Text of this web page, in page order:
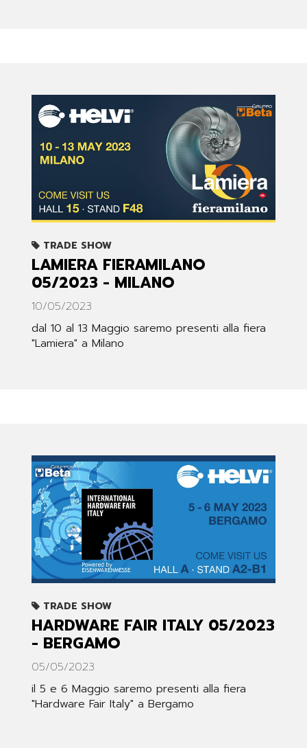
TRADE SHOW
LAMIERA FIERAMILANO
05/2023 - MILANO
10/05/2023
dal 10 al 13 Maggio saremo presenti alla fiera
"Lamiera" a Milano
TRADE SHOW
HARDWARE FAIR ITALY 05/2023
- BERGAMO
05/05/2023
il 5 e 6 Maggio saremo presenti alla fiera
"Hardware Fair Italy" a Bergamo